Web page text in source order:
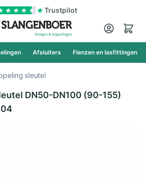
Trustpilot
Cart
Afsluiters Flenzen en lasfittingen
sleutel
DN50-DN100 (90-155)